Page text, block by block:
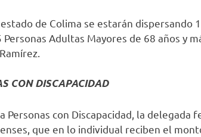
de Colima se estarán dispersando
Adultas Mayores de 68 años y
CON DISCAPACIDAD
Personas con Discapacidad, la delegada
que en lo individual reciben el